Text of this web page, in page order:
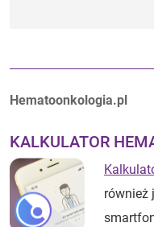
Autorzy:
Hematoonkologia.pl
KALKULATOR
również